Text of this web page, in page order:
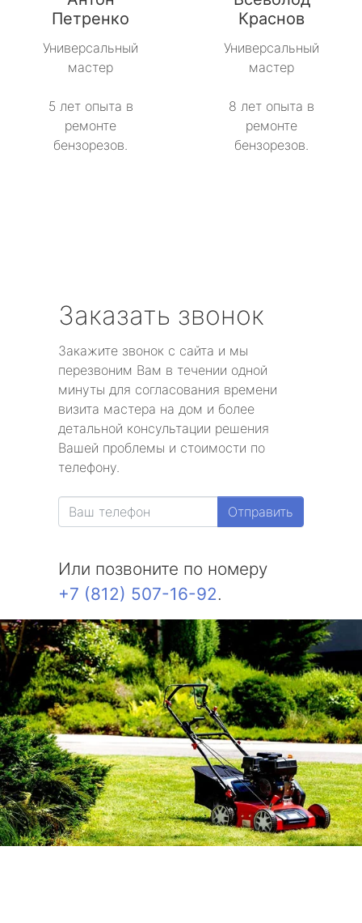
Петренко
Универсальный
мастер
5 лет опыта в
ремонте
бензорезов.
Краснов
Универсальный
мастер
8 лет опыта в
ремонте
бензорезов.
Заказать звонок
Закажите звонок с сайта и мы
перезвоним Вам в течении одной
минуты для согласования времени
визита мастера на дом и более
детальной консультации решения
Вашей проблемы и стоимости по
телефону.
Отправить
Или позвоните по номеру
+7 (812) 507-16-92.